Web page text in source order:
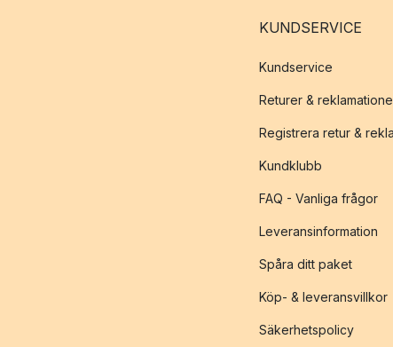
KUNDSERVICE
Kundservice
Returer &
Registrera retur &
Kundklubb
FAQ - Vanliga frågor
Leveransinformation
Spåra ditt paket
Köp- & leveransvillkor
Säkerhetspolicy